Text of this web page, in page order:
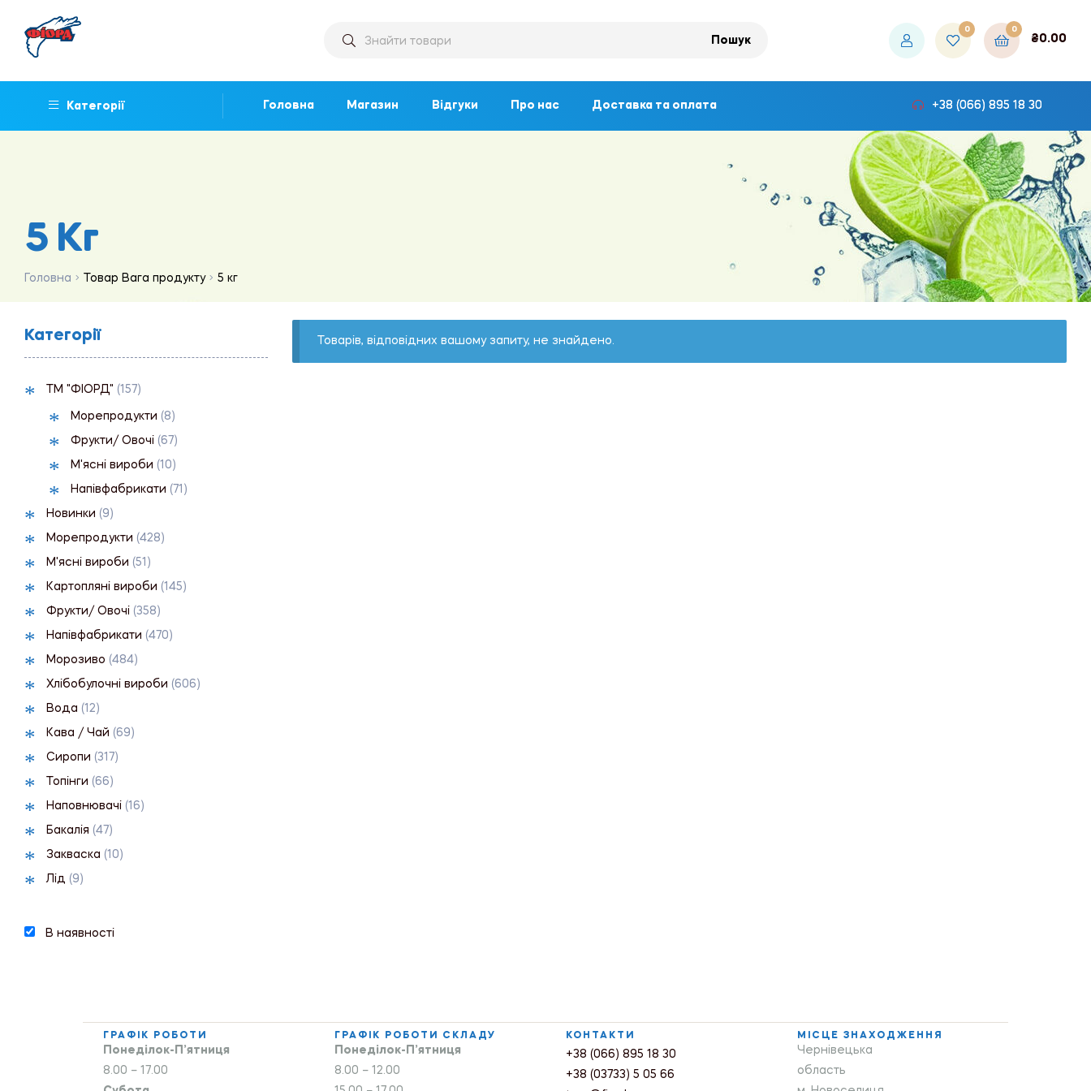
Пошук
0 0
₴0.00
Категорії Головна Магазин Відгуки Про нас Доставка та оплата +38 (066) 895 18 30
5 Кг
Головна Товар Вага продукту 5 кг
Товарів, відповідних вашому запиту, не знайдено.
Категорії
ТМ "ФІОРД" (157)
Морепродукти (8)
Фрукти/ Овочі (67)
М'ясні вироби (10)
Напівфабрикати (71)
Новинки (9)
Морепродукти (428)
М'ясні вироби (51)
Картопляні вироби (145)
Фрукти/ Овочі (358)
Напівфабрикати (470)
Морозиво (484)
Хлібобулочні вироби (606)
Вода (12)
Кава / Чай (69)
Сиропи (317)
Топінги (66)
Наповнювачі (16)
Бакалія (47)
Закваска (10)
Лід (9)
В наявності
ГРАФІК РОБОТИ
Понеділок-П’ятниця
8.00 – 17.00
ГРАФІК РОБОТИ СКЛАДУ
Понеділок-П’ятниця
8.00 – 12.00
КОНТАКТИ
+38 (066) 895 18 30
+38 (03733) 5 05 66
МІСЦЕ ЗНАХОДЖЕННЯ
Чернівецька
область